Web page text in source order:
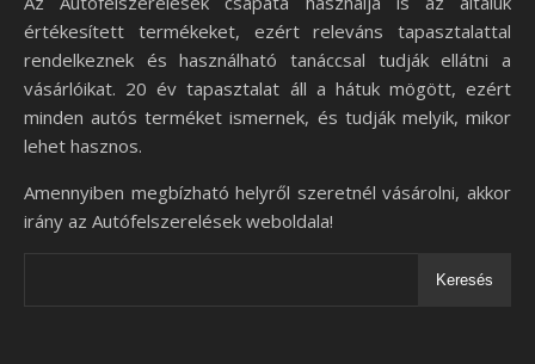
értékesített termékeket, ezért releváns tapasztalattal
rendelkeznek és használható tanáccsal tudják ellátni a
vásárlóikat. 20 év tapasztalat áll a hátuk mögött, ezért
minden autós terméket ismernek, és tudják melyik, mikor
lehet hasznos.
Amennyiben megbízható helyről szeretnél vásárolni, akkor
irány az Autófelszerelések weboldala!
Keresés